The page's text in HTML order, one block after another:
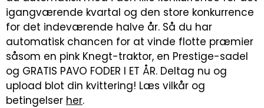
igangværende kvartal og den store konkurrence
for det indeværende halve år. Så du har
automatisk chancen for at vinde flotte præmier
såsom en pink Knegt-traktor, en Prestige-sadel
og GRATIS PAVO FODER I ET ÅR. Deltag nu og
upload blot din kvittering! Læs vilkår og
betingelser her.